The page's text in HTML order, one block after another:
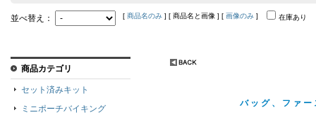
並べ替え： [ 商品名のみ ] [ 商品名と画像 ] [ 画像のみ ] 在庫あり
バッグ、ファ
商品カテゴリ
セット済みキット
ミニポーチバイキング